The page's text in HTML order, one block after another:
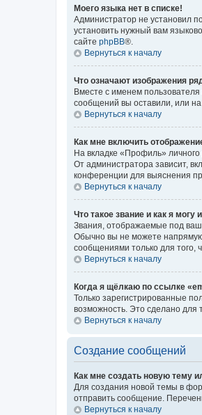
Моего языка нет в списке!
Администратор не установил
установить нужный вам
сайте phpBB®.
Вернуться к началу
Что означают изображения
Вместе с именем пользователя
сообщений вы оставили, или на
Вернуться к началу
Как мне включить
На вкладке «Профиль»
От администратора зависит,
конференции для выяснения
Вернуться к началу
Что такое звание и как я могу
Звания, отображаемые под
Обычно вы не можете
сообщениями только для того,
Вернуться к началу
Когда я щёлкаю по ссылке
Только зарегистрированные
возможность. Это сделано для
Вернуться к началу
Создание сообщений
Как мне создать новую тему
Для создания новой темы в
отправить сообщение.
Вернуться к началу